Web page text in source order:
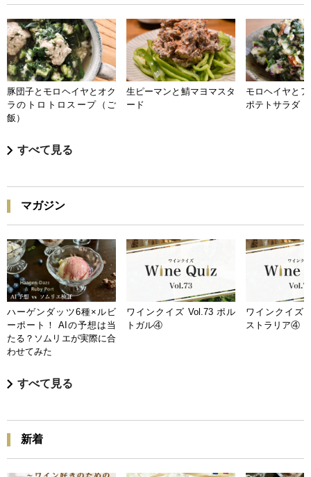
豚団子とモロヘイヤとオク
ラのトロトロスープ（ご
飯）
生ピーマンと鯖マヨマスタ
ード
モロヘイヤと
ポテトサラダ
すべて見る
マガジン
ハーゲンダッツ6種×ルビ
ーポート！ AIの予想は当
たる？ソムリエが実際に合
わせてみた
ワインクイズ Vol.73 ポル
トガル④
ワインクイズ
ストラリア④
すべて見る
新着